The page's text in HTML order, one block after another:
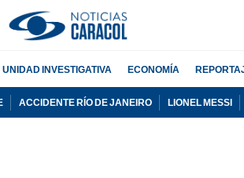
UNIDAD INVESTIGATIVA ECONOMÍA
ACCIDENTE RÍO DE JANEIRO LIONEL MESSI